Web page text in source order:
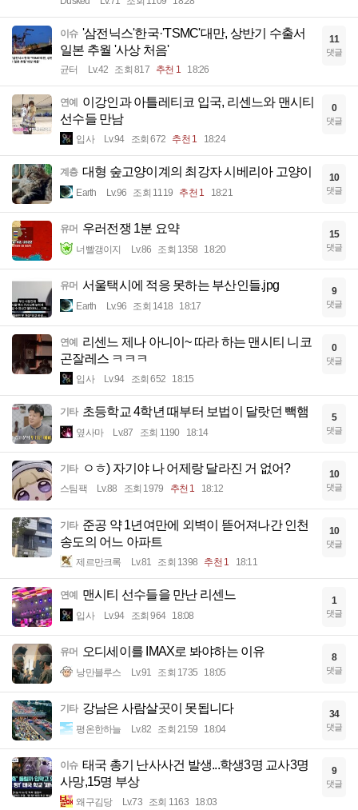
이슈 '삼전닉스'한국·'TSMC'대만, 상반기 수출서
일본 추월 '사상 처음'
균터 Lv.42 조회 817 추천 1 18:26
11
댓글
연예
이강인과 아틀레티코 입국, 리센느와 맨시티
선수들 만남
입사 Lv.94 조회 672 추천 1 18:24
0
댓글
계층 대형 숲고양이계의 최강자 시베리아 고양이
Earth Lv.96 조회 1119 추천 1 18:21
10
댓글
유머 우러전쟁 1분 요약
너빨갱이지 Lv.86 조회 1358 18:20
15
댓글
유머 서울택시에 적응 못하는 부산인들.jpg
Earth Lv.96 조회 1418 18:17
9
댓글
연예
리센느 제나 아니이~ 따라 하는 맨시티 니코
곤잘레스 ㅋㅋㅋ
입사 Lv.94 조회 652 18:15
0
댓글
기타 초등학교 4학년 때부터 보법이 달랏던 빽햄
옆사마 Lv.87 조회 1190 18:14
5
댓글
기타 ㅇㅎ) 자기야 나 어제랑 달라진 거 없어?
스팀팩 Lv.88 조회 1979 추천 1 18:12
10
댓글
기타 준공 약 1년여만에 외벽이 뜯어져나간 인천
송도의 어느 아파트
제르만크록 Lv.81 조회 1398 추천 1 18:11
10
댓글
연예 맨시티 선수들을 만난 리센느
입사 Lv.94 조회 964 18:08
1
댓글
유머 오디세이를 IMAX로 봐야하는 이유
낭만블루스 Lv.91 조회 1735 18:05
8
댓글
기타 강남은 사람살곳이 못됩니다
평온한하늘 Lv.82 조회 2159 18:04
34
댓글
이슈 태국 총기 난사사건 발생...학생3명 교사3명
사망,15명 부상
왜구김당 Lv.73 조회 1163 18:03
9
댓글